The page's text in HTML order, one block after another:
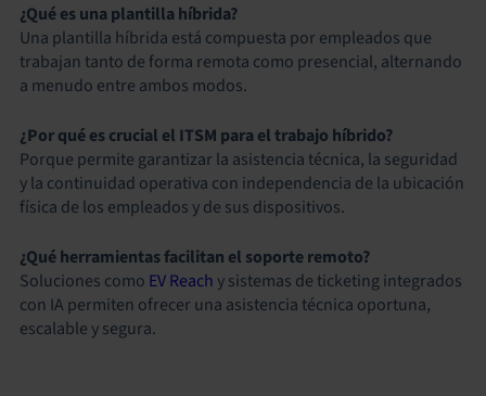
¿Qué es una plantilla híbrida?
Una plantilla híbrida está compuesta por empleados que
trabajan tanto de forma remota como presencial, alternando
a menudo entre ambos modos.
¿Por qué es crucial el ITSM para el trabajo híbrido?
Porque permite garantizar la asistencia técnica, la seguridad
y la continuidad operativa con independencia de la ubicación
física de los empleados y de sus dispositivos.
¿Qué herramientas facilitan el soporte remoto?
Soluciones como EV Reachy sistemas de ticketing integrados
con IA permiten ofrecer una asistencia técnica oportuna,
escalable y segura.